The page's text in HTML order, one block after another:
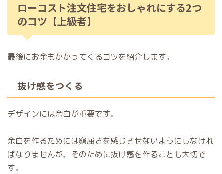
ローコスト注文住宅をおしゃれにする2つ
のコツ【上級者】
最後にお金もかかってくるコツを紹介します。
抜け感をつくる
デザインには余白が重要です。
余白を作るためには窮屈さを感じさせないようにしなけれ
ばなりませんが、そのために抜け感を作ることも大切で
す。